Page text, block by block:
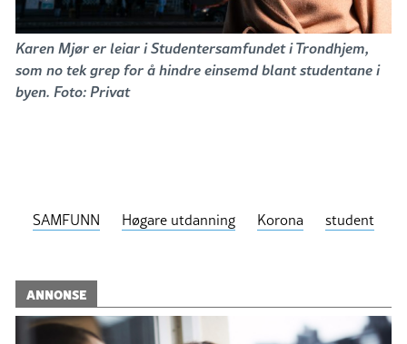
Karen Mjør er leiar i Studentersamfundet i Trondhjem,
som no tek grep for å hindre einsemd blant studentane i
byen. Foto: Privat
SAMFUNN Høgare utdanning Korona student
ANNONSE